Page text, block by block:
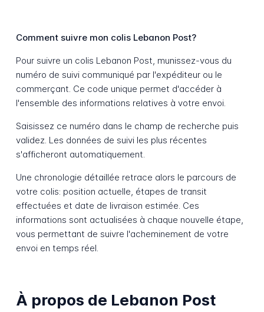
Comment suivre mon colis Lebanon Post?
Pour suivre un colis Lebanon Post, munissez-vous du
numéro de suivi communiqué par l'expéditeur ou le
commerçant. Ce code unique permet d'accéder à
l'ensemble des informations relatives à votre envoi.
Saisissez ce numéro dans le champ de recherche puis
validez. Les données de suivi les plus récentes
s'afficheront automatiquement.
Une chronologie détaillée retrace alors le parcours de
votre colis: position actuelle, étapes de transit
effectuées et date de livraison estimée. Ces
informations sont actualisées à chaque nouvelle étape,
vous permettant de suivre l'acheminement de votre
envoi en temps réel.
À propos de Lebanon Post